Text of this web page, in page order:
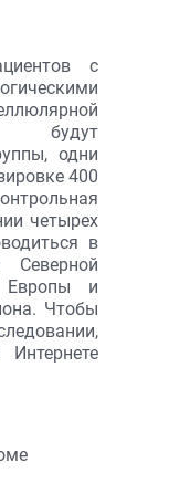
с
будут
одни
400
четырех
в
Европы и
Чтобы